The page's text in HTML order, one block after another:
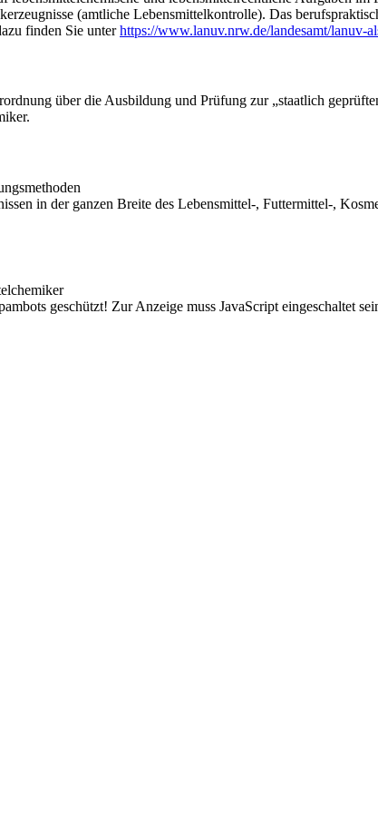
(amtliche Lebensmittelkontrolle). Das
finden Sie unterhttps://www.lanuv.nrw.de/landesamt/lanuv-
über die Ausbildung und Prüfung zur „staatlich
in der ganzen Breite des Lebensmittel-, Futtermittel-,
geschützt! Zur Anzeige muss JavaScript eingeschaltet